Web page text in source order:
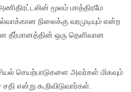
மூலம் மாத்திரமே
நிலைக்கு வரமுடியும் என்ற
தீர்மானத்தின் ஒரு தெளிவான
செயற்பாடுகளை அவர்கள் மிகவும்
என்று கூறிவிடுவார்கள்.